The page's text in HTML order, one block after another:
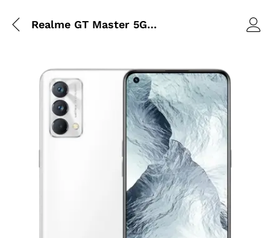
Realme GT Master 5G 8/256 Go